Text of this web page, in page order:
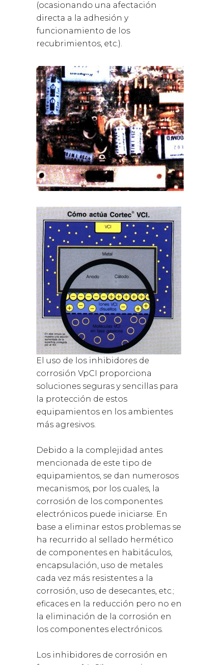
(ocasionando una afectación
directa a la adhesión y
funcionamiento de los
recubrimientos, etc.).
El uso de los inhibidores de
corrosión VpCI proporciona
soluciones seguras y sencillas para
la protección de estos
equipamientos en los ambientes
más agresivos.
Debido a la complejidad antes
mencionada de este tipo de
equipamientos, se dan numerosos
mecanismos, por los cuales, la
corrosión de los componentes
electrónicos puede iniciarse. En
base a eliminar estos problemas se
ha recurrido al sellado hermético
de componentes en habitáculos,
encapsulación, uso de metales
cada vez más resistentes a la
corrosión, uso de desecantes, etc.;
eficaces en la reducción pero no en
la eliminación de la corrosión en
los componentes electrónicos.
Los inhibidores de corrosión en